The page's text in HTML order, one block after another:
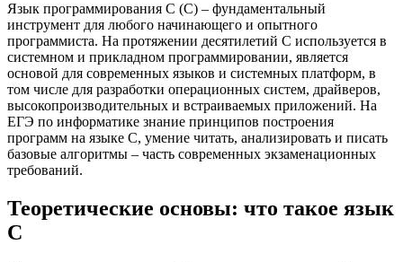
Язык программирования С (C) – фундаментальный
инструмент для любого начинающего и опытного
программиста. На протяжении десятилетий С используется в
системном и прикладном программировании, является
основой для современных языков и системных платформ, в
том числе для разработки операционных систем, драйверов,
высокопроизводительных и встраиваемых приложений. На
ЕГЭ по информатике знание принципов построения
программ на языке С, умение читать, анализировать и писать
базовые алгоритмы – часть современных экзаменационных
требований.
Теоретические основы: что такое язык
С